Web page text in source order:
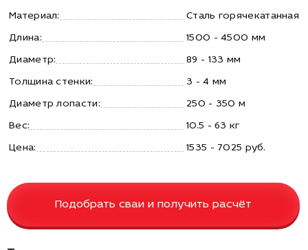
Материал: Сталь горячекатанная
Длина: 1500 - 4500 мм
Диаметр: 89 - 133 мм
Толщина стенки: 3 - 4 мм
Диаметр лопасти: 250 - 350 м
Вес: 10.5 - 63 кг
Цена: 1535 - 7025 руб.
Подобрать сваи и получить расчёт